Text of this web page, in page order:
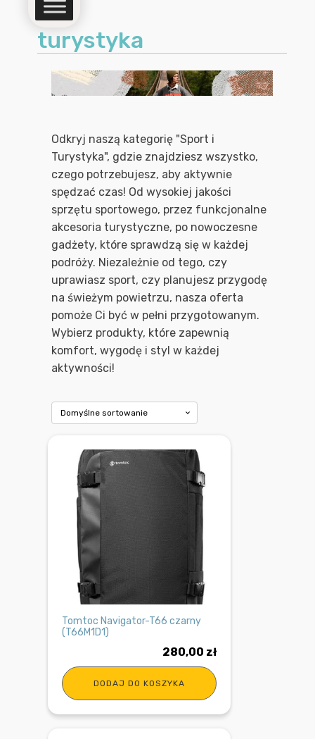
turystyka
Odkryj naszą kategorię "Sport i
Turystyka", gdzie znajdziesz wszystko,
czego potrzebujesz, aby aktywnie
spędzać czas! Od wysokiej jakości
sprzętu sportowego, przez funkcjonalne
akcesoria turystyczne, po nowoczesne
gadżety, które sprawdzą się w każdej
podróży. Niezależnie od tego, czy
uprawiasz sport, czy planujesz przygodę
na świeżym powietrzu, nasza oferta
pomoże Ci być w pełni przygotowanym.
Wybierz produkty, które zapewnią
komfort, wygodę i styl w każdej
aktywności!
Tomtoc Navigator-T66 czarny
(T66M1D1)
280,00 zł
DODAJ DO KOSZYKA